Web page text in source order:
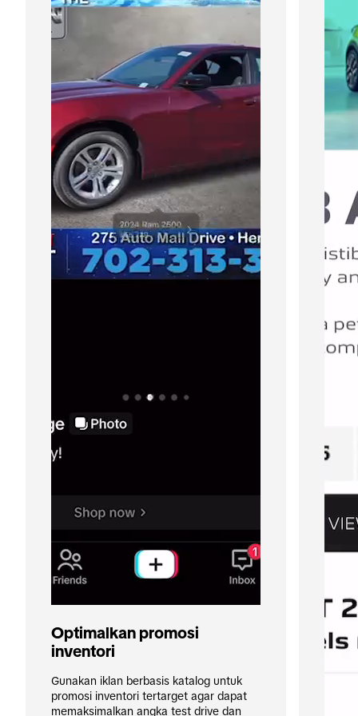
Optimalkan promosi
inventori
Gunakan iklan berbasis katalog untuk
promosi inventori tertarget agar dapat
memaksimalkan angka test drive dan